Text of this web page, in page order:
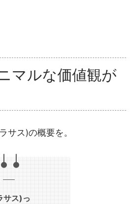
マルな価値観が
サス)の概要を。
サス)っ